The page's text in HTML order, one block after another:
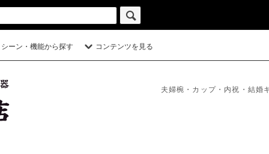
シーン・機能から探す コンテンツを見る
夫婦椀・カップ・内祝・結婚